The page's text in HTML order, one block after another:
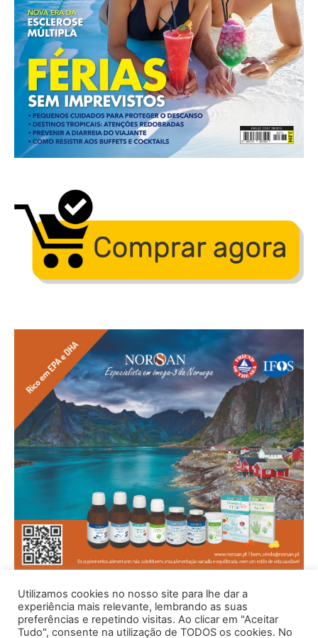
Utilizamos cookies no nosso site para lhe dar a
experiência mais relevante, lembrando as suas
preferências e repetindo visitas. Ao clicar em "Aceitar
Tudo", consente na utilização de TODOS os cookies. No